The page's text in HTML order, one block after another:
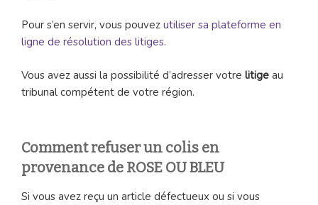
Pour s’en servir, vous pouvez utiliser sa plateforme en
ligne de résolution des litiges.
Vous avez aussi la possibilité d’adresser votre litige au
tribunal compétent de votre région.
Comment refuser un colis en
provenance de ROSE OU BLEU
Si vous avez reçu un article défectueux ou si vous